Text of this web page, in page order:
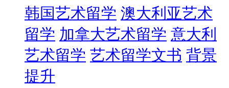
韩国艺术留学 澳大利亚艺术
留学 加拿大艺术留学 意大利
艺术留学 艺术留学文书 背景
提升